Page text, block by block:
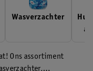
Wasverzachter
Ons assortiment